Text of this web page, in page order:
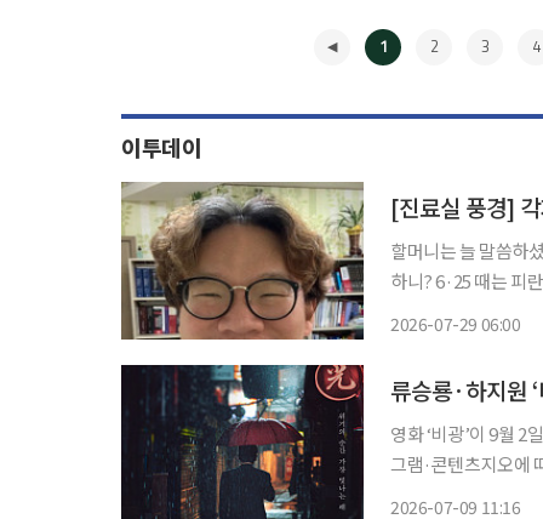
1 2 3 4
이투데이
[진료실 풍경]
할머니는 늘 말씀하
하니? 6·25 때는 피
2026-07-29 06:00
류승룡·하지원
영화 ‘비광’이 9월 2일 개
그램·콘텐츠지오에
2026-07-09 11:16